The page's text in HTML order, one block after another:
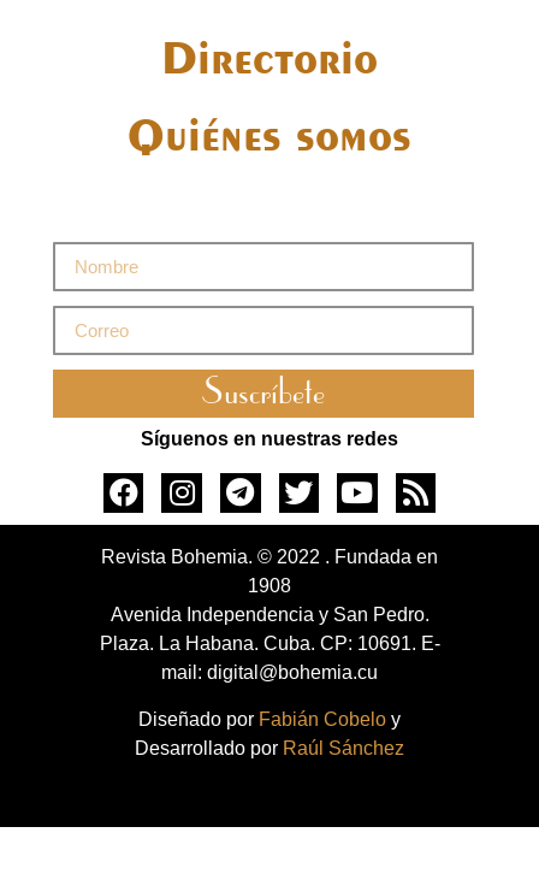
Directorio
Quiénes somos
Suscríbete
Síguenos en nuestras redes
Revista Bohemia. © 2022 . Fundada en
1908
Avenida Independencia y San Pedro.
Plaza. La Habana. Cuba. CP: 10691. E-
mail: digital@bohemia.cu
Diseñado por Fabián Cobelo y
Desarrollado por Raúl Sánchez